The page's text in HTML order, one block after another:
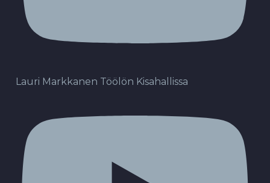
Lauri Markkanen Töölön Kisahallissa